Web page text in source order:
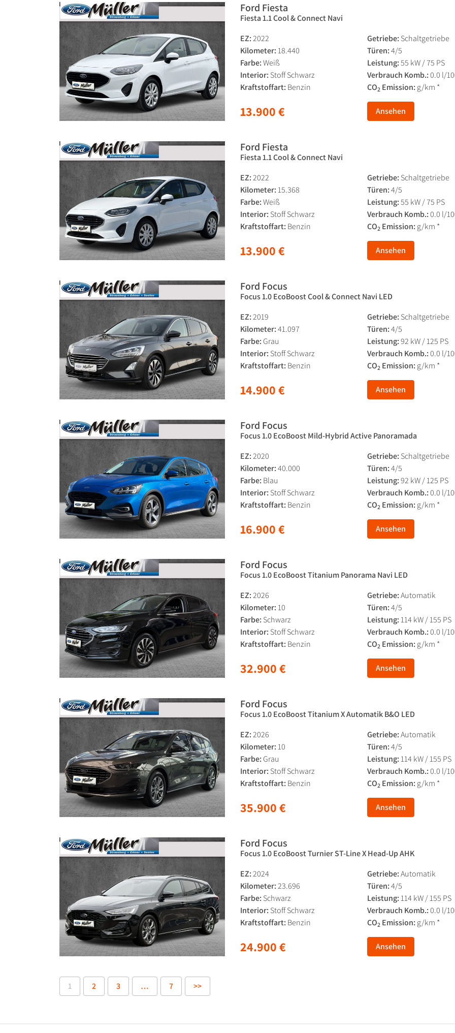
Ford Fiesta
Fiesta 1.1 Cool & Connect Navi
EZ:2022 Getriebe: Schaltgetriebe
Kilometer: 18.440 Türen:4/5
Farbe:Weiß Leistung:55 kW / 75 PS
Interior: Stoff Schwarz Verbrauch Komb.:0.0 l/
Kraftstoffart: Benzin CO2 Emission: g/km *
13.900 € Ansehen
Ford Fiesta
Fiesta 1.1 Cool & Connect Navi
EZ:2022 Getriebe: Schaltgetriebe
Kilometer: 15.368 Türen:4/5
Farbe:Weiß Leistung:55 kW / 75 PS
Interior: Stoff Schwarz Verbrauch Komb.:0.0 l/
Kraftstoffart: Benzin CO2 Emission: g/km *
13.900 € Ansehen
Ford Focus
Focus 1.0 EcoBoost Cool & Connect Navi LED
EZ:2019 Getriebe: Schaltgetriebe
Kilometer:41.097 Türen:4/5
Farbe: Grau Leistung:92 kW / 125 PS
Interior: Stoff Schwarz Verbrauch Komb.:0.0 l/
Kraftstoffart: Benzin CO2 Emission: g/km *
14.900 € Ansehen
Ford Focus
Focus 1.0 EcoBoost Mild-Hybrid Active Panoramada
EZ:2020 Getriebe: Schaltgetriebe
Kilometer:40.000 Türen:4/5
Farbe: Blau Leistung:92 kW / 125 PS
Interior: Stoff Schwarz Verbrauch Komb.:0.0 l/
Kraftstoffart: Benzin CO2 Emission: g/km *
16.900 € Ansehen
Ford Focus
Focus 1.0 EcoBoost Titanium Panorama Navi LED
EZ:2026 Getriebe:Automatik
Kilometer: 10 Türen:4/5
Farbe: Schwarz Leistung: 114 kW / 155 PS
Interior: Stoff Schwarz Verbrauch Komb.:0.0 l/
Kraftstoffart: Benzin CO2 Emission: g/km *
32.900 € Ansehen
Ford Focus
Focus 1.0 EcoBoost Titanium X Automatik B&O LED
EZ:2026 Getriebe:Automatik
Kilometer: 10 Türen:4/5
Farbe: Grau Leistung: 114 kW / 155 PS
Interior: Stoff Schwarz Verbrauch Komb.:0.0 l/
Kraftstoffart: Benzin CO2 Emission: g/km *
35.900 € Ansehen
Ford Focus
Focus 1.0 EcoBoost Turnier ST-Line X Head-Up AHK
EZ:2024 Getriebe:Automatik
Kilometer:23.696 Türen:4/5
Farbe: Schwarz Leistung: 114 kW / 155 PS
Interior: Stoff Schwarz Verbrauch Komb.:0.0 l/
Kraftstoffart: Benzin CO2 Emission: g/km *
24.900 € Ansehen
1 2 3 … 7 >>